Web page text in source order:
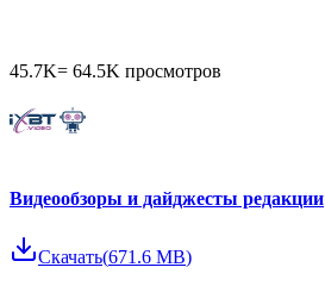
45.7K= 64.5K просмотров
Видеообзоры и дайджесты редакции
Скачать(671.6 MB)